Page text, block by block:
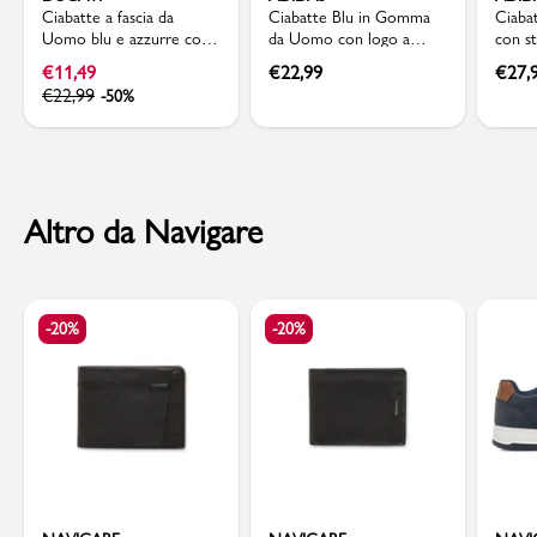
Ciabatte a fascia da
Uomo blu e azzurre con
logo in rilievo Ducati
€11,49
€22,99 -50%
Ciabatte Blu in Gomma
da Uomo con logo a
contrasto adidas Adilette
Aqua
€22,99
con
€
Altro da Navigare
-20% -20%